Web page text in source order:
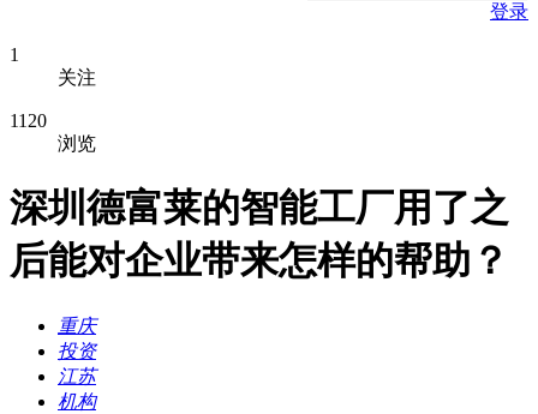
登录
1
关注
1120
浏览
深圳德富莱的智能工厂用了之
后能对企业带来怎样的帮助？
重庆
投资
江苏
机构